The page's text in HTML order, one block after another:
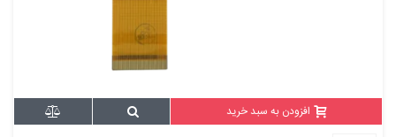
افزودن به سبد خرید